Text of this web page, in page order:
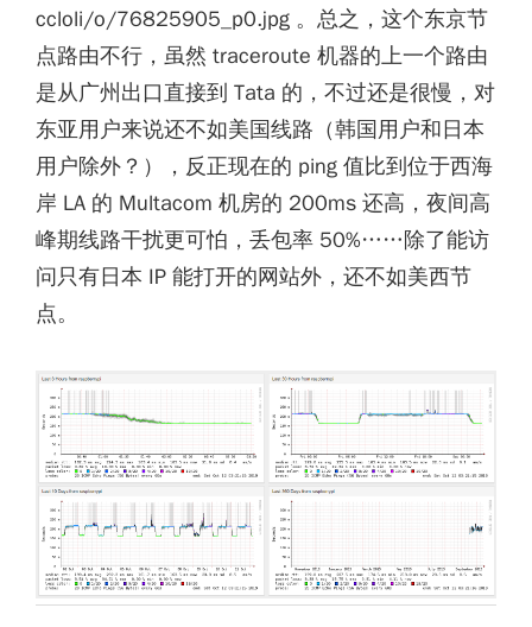
ccloli/o/76825905_p0.jpg 。总之，这个东京节
点路由不行，虽然 traceroute 机器的上一个路由
是从广州出口直接到 Tata 的，不过还是很慢，对
东亚用户来说还不如美国线路（韩国用户和日本
用户除外？），反正现在的 ping 值比到位于西海
岸 LA 的 Multacom 机房的 200ms 还高，夜间高
峰期线路干扰更可怕，丢包率 50%……除了能访
问只有日本 IP 能打开的网站外，还不如美西节
点。